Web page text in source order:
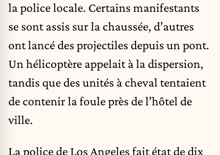
la police locale. Certains manifestants
se sont assis sur la chaussée, d’autres
ont lancé des projectiles depuis un pont.
Un hélicoptère appelait à la dispersion,
tandis que des unités à cheval tentaient
de contenir la foule près de l’hôtel de
ville.
La police de Los Angeles fait état de dix